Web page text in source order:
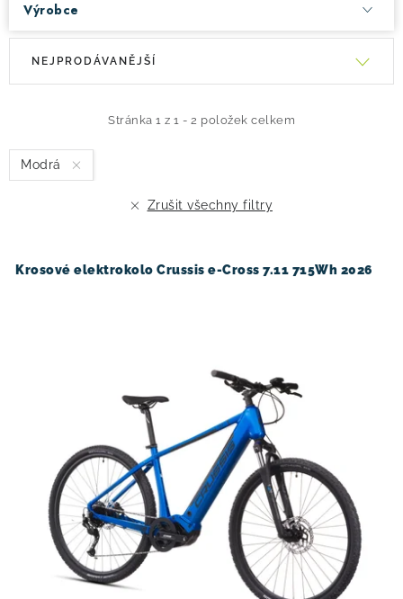
Výrobce
V
s
p
u
Stránka 1 z 1 - 2 položek celkem
Ř
n
í
d
NEJPRODÁVANĚJŠÍ
Modrá
Zrušit všechny filtry
Krosové elektrokolo Crussis e-Cross 7.11 715Wh 2026